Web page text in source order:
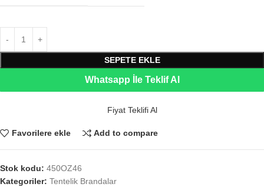
SEPETE EKLE
Whatsapp İle Teklif Al
Fiyat Teklifi Al
Favorilere ekle Add to compare
Stok kodu: 450OZ46
Kategoriler: Tentelik Brandalar